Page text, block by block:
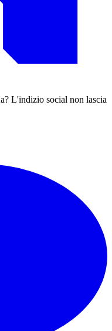
L'indizio social non lascia